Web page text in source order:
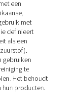
het in
druk zetten,
te noemen.
in
worden de